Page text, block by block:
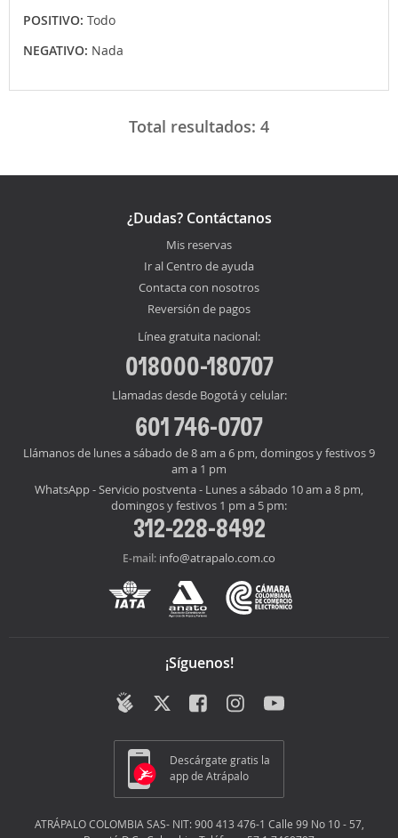
POSITIVO: Todo
NEGATIVO: Nada
Total resultados: 4
¿Dudas? Contáctanos
Mis reservas
Ir al Centro de ayuda
Contacta con nosotros
Reversión de pagos
Línea gratuita nacional:
018000-180707
Llamadas desde Bogotá y celular:
601 746-0707
Llámanos de lunes a sábado de 8 am a 6 pm, domingos y festivos 9
am a 1 pm
WhatsApp - Servicio postventa - Lunes a sábado 10 am a 8 pm,
domingos y festivos 1 pm a 5 pm:
312-228-8492
E-mail: info@atrapalo.com.co
¡Síguenos!
Descárgate gratis la
app de Atrápalo
ATRÁPALO COLOMBIA SAS- NIT: 900 413 476-1 Calle 99 No 10 - 57,